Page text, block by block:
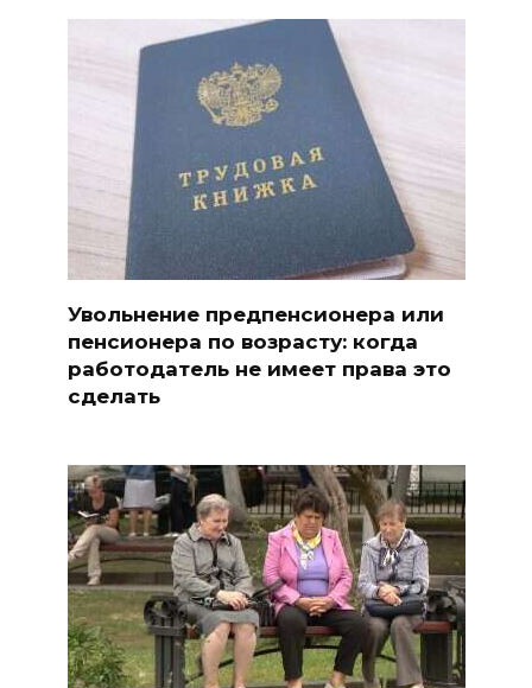
Увольнение предпенсионера или
пенсионера по возрасту: когда
работодатель не имеет права это
сделать